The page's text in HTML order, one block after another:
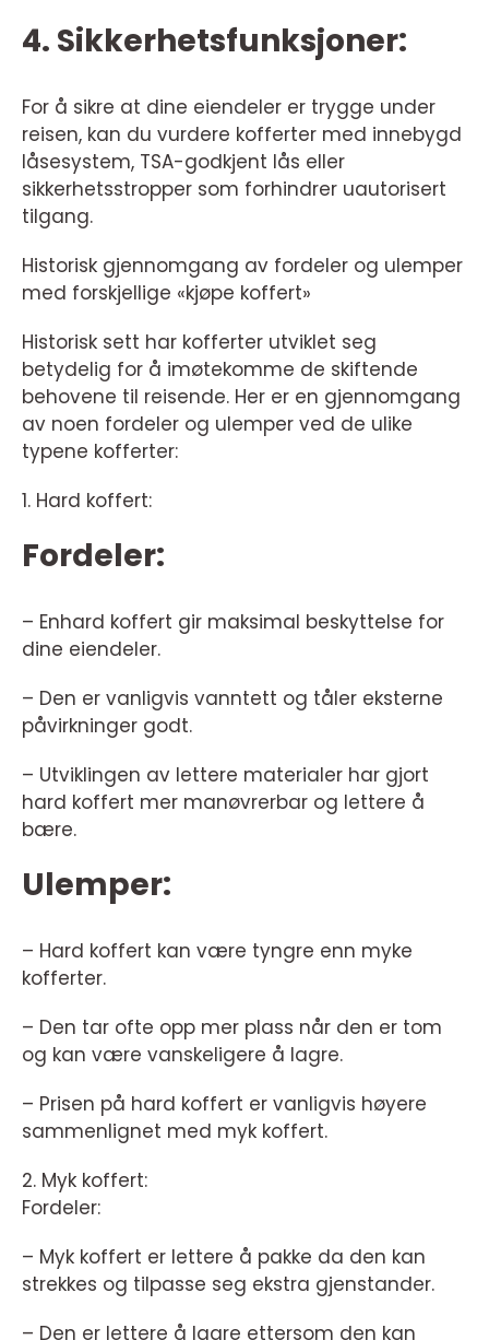
4. Sikkerhetsfunksjoner:
For å sikre at dine eiendeler er trygge under
reisen, kan du vurdere kofferter med innebygd
låsesystem, TSA-godkjent lås eller
sikkerhetsstropper som forhindrer uautorisert
tilgang.
Historisk gjennomgang av fordeler og ulemper
med forskjellige «kjøpe koffert»
Historisk sett har kofferter utviklet seg
betydelig for å imøtekomme de skiftende
behovene til reisende. Her er en gjennomgang
av noen fordeler og ulemper ved de ulike
typene kofferter:
1. Hard koffert:
Fordeler:
– Enhard koffert gir maksimal beskyttelse for
dine eiendeler.
– Den er vanligvis vanntett og tåler eksterne
påvirkninger godt.
– Utviklingen av lettere materialer har gjort
hard koffert mer manøvrerbar og lettere å
bære.
Ulemper:
– Hard koffert kan være tyngre enn myke
kofferter.
– Den tar ofte opp mer plass når den er tom
og kan være vanskeligere å lagre.
– Prisen på hard koffert er vanligvis høyere
sammenlignet med myk koffert.
2. Myk koffert:
Fordeler:
– Myk koffert er lettere å pakke da den kan
strekkes og tilpasse seg ekstra gjenstander.
– Den er lettere å lagre ettersom den kan